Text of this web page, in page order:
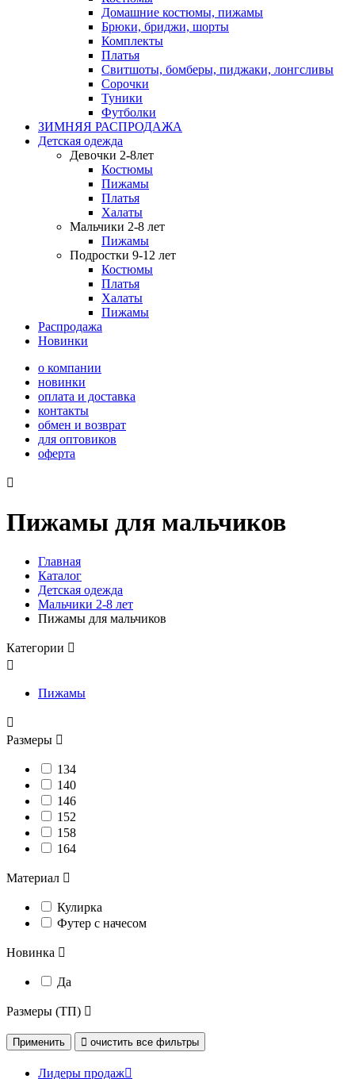
Домашние костюмы, пижамы
Брюки, бриджи, шорты
Комплекты
Платья
Свитшоты, бомберы, пиджаки, лонгсливы
Сорочки
Туники
Футболки
ЗИМНЯЯ РАСПРОДАЖА
Детская одежда
Девочки 2-8лет
Костюмы
Пижамы
Платья
Халаты
Мальчики 2-8 лет
Пижамы
Подростки 9-12 лет
Костюмы
Платья
Халаты
Пижамы
Распродажа
Новинки
о компании
новинки
оплата и доставка
контакты
обмен и возврат
для оптовиков
оферта

Пижамы для мальчиков
Главная
Каталог
Детская одежда
Мальчики 2-8 лет
Пижамы для мальчиков
Категории 

Пижамы

Размеры 
134
140
146
152
158
164
Материал 
Кулирка
Футер с начесом
Новинка 
Да
Размеры (ТП) 
Применить  очистить все фильтры
Лидеры продаж